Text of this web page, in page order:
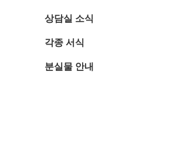
상담실 소식
각종 서식
분실물 안내